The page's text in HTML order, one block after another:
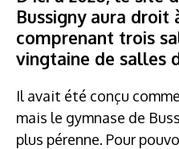
Bussigny aura droit
comprenant trois
vingtaine de salles
Il avait été conçu
mais le gymnase de
plus pérenne. Pour